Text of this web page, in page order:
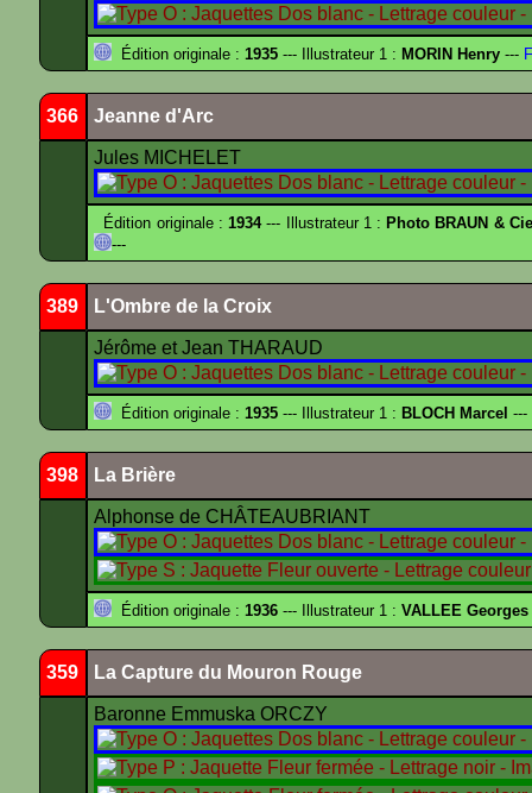
Édition originale : 1935 --- Illustrateur 1 : MORIN Henry ---
366 Jeanne d'Arc
Jules MICHELET
Édition originale :1934--- Illustrateur 1 : Photo BRAUN &
---
389 L'Ombre de la Croix
Jérôme et Jean THARAUD
Édition originale : 1935 --- Illustrateur 1 : BLOCH Marcel ---
398 La Brière
Alphonse de CHÂTEAUBRIANT
Édition originale : 1936 --- Illustrateur 1 : VALLEE Georges
359 La Capture du Mouron Rouge
Baronne Emmuska ORCZY